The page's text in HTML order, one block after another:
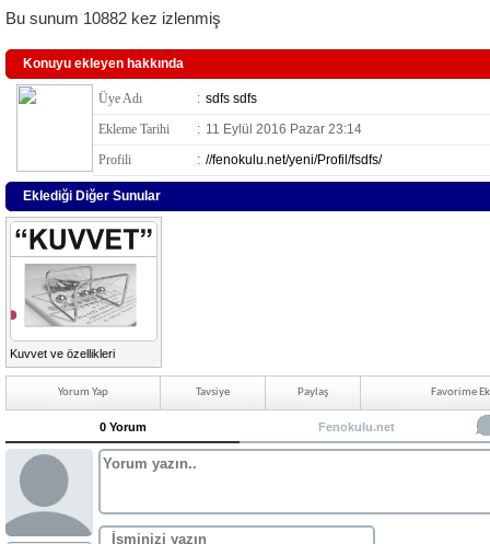
Bu sunum 10882 kez izlenmiş
Konuyu ekleyen hakkında
Üye Adı : sdfs sdfs
Ekleme Tarihi
: 11 Eylül 2016 Pazar 23:14
Profili
: //fenokulu.net/yeni/Profil/fsdfs/
Eklediği Diğer Sunular
Kuvvet ve özellikleri
Yorum Yap Tavsiye Paylaş Favorime
0 Yorum Fenokulu.net